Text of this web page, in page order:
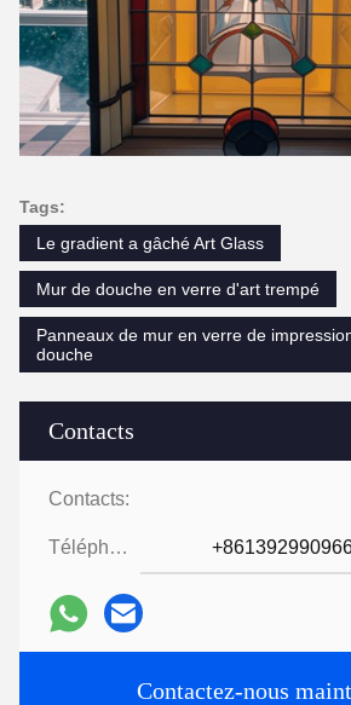
Contacts
Contacts:
Téléphone:
Contactez-nous
Tags:
Le gradient a gâché Art Glass
Mur de douche en verre d'art trempé
Panneaux de mur en verre de
douche